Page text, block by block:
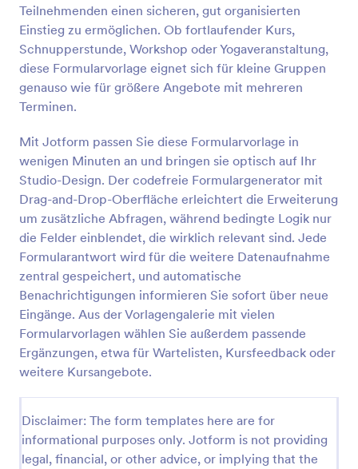
Teilnehmenden einen sicheren, gut organisierten
Einstieg zu ermöglichen. Ob fortlaufender Kurs,
Schnupperstunde, Workshop oder Yogaveranstaltung,
diese Formularvorlage eignet sich für kleine Gruppen
genauso wie für größere Angebote mit mehreren
Terminen.
Mit Jotform passen Sie diese Formularvorlage in
wenigen Minuten an und bringen sie optisch auf Ihr
Studio-Design. Der codefreie Formulargenerator mit
Drag-and-Drop-Oberfläche erleichtert die Erweiterung
um zusätzliche Abfragen, während bedingte Logik nur
die Felder einblendet, die wirklich relevant sind. Jede
Formularantwort wird für die weitere Datenaufnahme
zentral gespeichert, und automatische
Benachrichtigungen informieren Sie sofort über neue
Eingänge. Aus der Vorlagengalerie mit vielen
Formularvorlagen wählen Sie außerdem passende
Ergänzungen, etwa für Wartelisten, Kursfeedback oder
weitere Kursangebote.
Disclaimer: The form templates here are for
informational purposes only. Jotform is not providing
legal, financial, or other advice, or implying that the
Schwimmberechtigung Formular
Erfassen Sie Einwilligungen zur Teilnahme am
Schwimmen sowie wichtige Sicherheitsangaben für
Schulen, Vereine und Feriencamps mit dieser
Schwimmerlaubnisformular Formularvorlage von
Jotform.
Go to Category:
Einverständniserklärungen
Vorlage verwenden
Vorschau